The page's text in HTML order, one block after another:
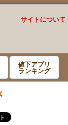
サイトについて
値下アプリ
ランキング